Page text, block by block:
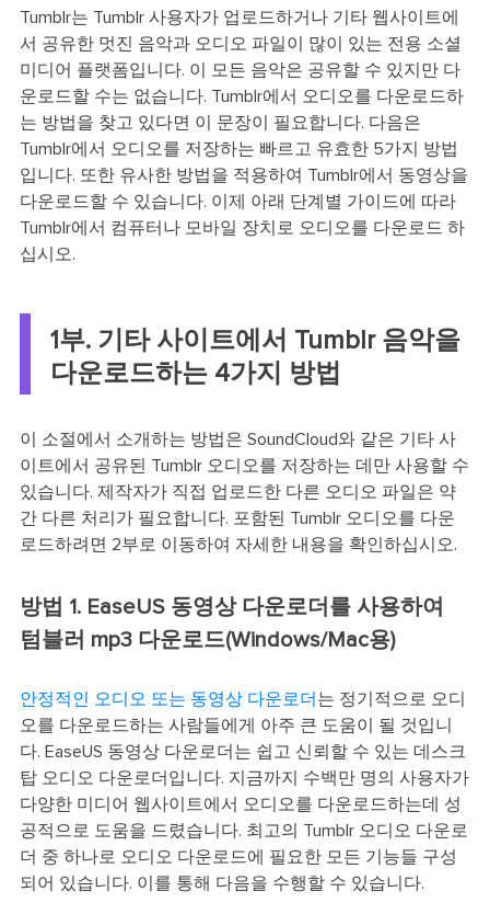
Tumblr는 Tumblr 사용자가 업로드하거나 기타 웹사이트에
서 공유한 멋진 음악과 오디오 파일이 많이 있는 전용 소셜
미디어 플랫폼입니다. 이 모든 음악은 공유할 수 있지만 다
운로드할 수는 없습니다. Tumblr에서 오디오를 다운로드하
는 방법을 찾고 있다면 이 문장이 필요합니다. 다음은
Tumblr에서 오디오를 저장하는 빠르고 유효한 5가지 방법
입니다. 또한 유사한 방법을 적용하여 Tumblr에서 동영상을
다운로드할 수 있습니다. 이제 아래 단계별 가이드에 따라
Tumblr에서 컴퓨터나 모바일 장치로 오디오를 다운로드 하
십시오.
1부. 기타 사이트에서 Tumblr 음악을
다운로드하는 4가지 방법
이 소절에서 소개하는 방법은 SoundCloud와 같은 기타 사
이트에서 공유된 Tumblr 오디오를 저장하는 데만 사용할 수
있습니다. 제작자가 직접 업로드한 다른 오디오 파일은 약
간 다른 처리가 필요합니다. 포함된 Tumblr 오디오를 다운
로드하려면 2부로 이동하여 자세한 내용을 확인하십시오.
방법 1. EaseUS 동영상 다운로더를 사용하여
텀블러 mp3 다운로드(Windows/Mac용)
안정적인 오디오 또는 동영상 다운로더 는 정기적으로 오디
오를 다운로드하는 사람들에게 아주 큰 도움이 될 것입니
다. EaseUS 동영상 다운로더는 쉽고 신뢰할 수 있는 데스크
탑 오디오 다운로더입니다. 지금까지 수백만 명의 사용자가
다양한 미디어 웹사이트에서 오디오를 다운로드하는데 성
공적으로 도움을 드렸습니다. 최고의 Tumblr 오디오 다운로
더 중 하나로 오디오 다운로드에 필요한 모든 기능들 구성
되어 있습니다. 이를 통해 다음을 수행할 수 있습니다.